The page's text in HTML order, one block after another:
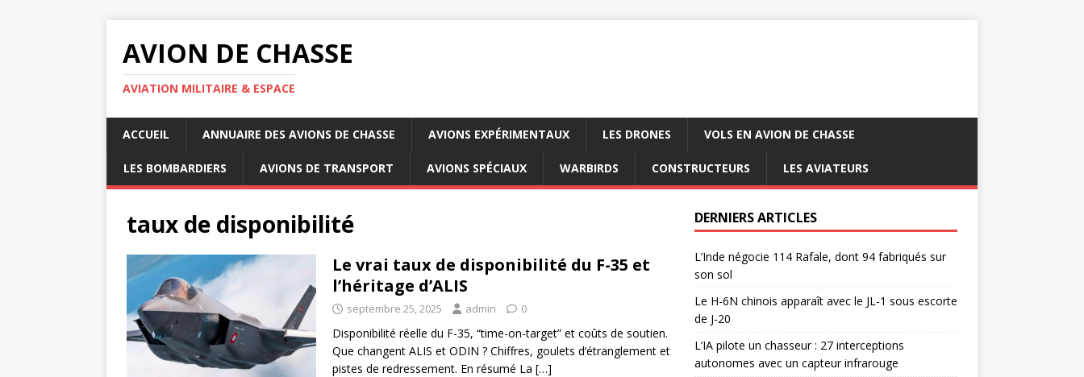
AVION DE CHASSE
AVIATION MILITAIRE & ESPACE
ACCUEIL ANNUAIRE DES AVIONS DE CHASSE AVIONS EXPÉRIMENTAUX LES DRONES VOLS EN AVION DE CHASSE
LES BOMBARDIERS AVIONS DE TRANSPORT AVIONS SPÉCIAUX WARBIRDS CONSTRUCTEURS LES AVIATEURS
taux de disponibilité
Le vrai taux de disponibilité du F-35 et
l’héritage d’ALIS
septembre 25, 2025 admin 0
Disponibilité réelle du F-35, “time-on-target” et coûts de soutien.
Que changent ALIS et ODIN ? Chiffres, goulets d’étranglement et
pistes de redressement. En résumé La […]
DERNIERS ARTICLES
L’Inde négocie 114 Rafale, dont 94 fabriqués sur
son sol
Le H-6N chinois apparaît avec le JL-1 sous escorte
de J-20
L’IA pilote un chasseur : 27 interceptions
autonomes avec un capteur infrarouge